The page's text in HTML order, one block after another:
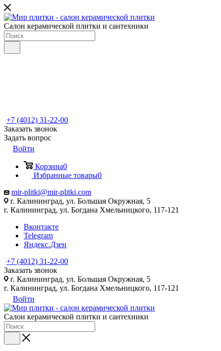
Салон керамической плитки и сантехники
+7 (4012) 31-22-00
Заказать звонок
Задать вопрос
Войти
Корзина0
Избранные товары0
mir-plitki@mir-plitki.com
г. Калининград, ул. Большая Окружная, 5
г. Калининград, ул. Богдана Хмельницкого, 117-121
Вконтакте
Telegram
Яндекс.Дзен
+7 (4012) 31-22-00
Заказать звонок
г. Калининград, ул. Большая Окружная, 5
г. Калининград, ул. Богдана Хмельницкого, 117-121
Войти
Салон керамической плитки и сантехники